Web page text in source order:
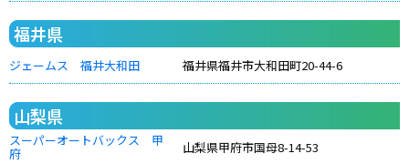
福井県
ジェームス 福井大和田 福井県福井市大和田町20-44-6
山梨県
スーパーオートバックス 甲
府 山梨県甲府市国母8-14-53